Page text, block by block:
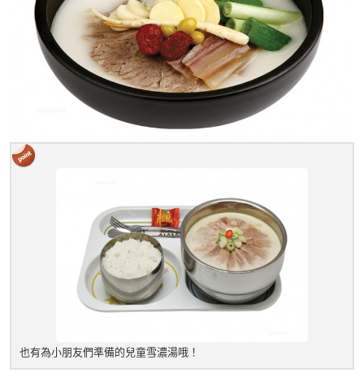
也有為小朋友們準備的兒童雪濃湯哦！